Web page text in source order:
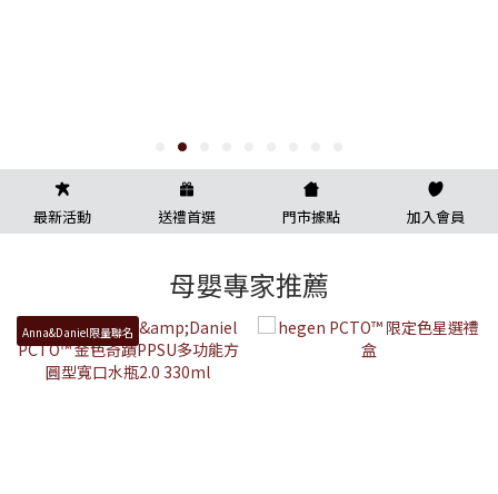
最新活動 送禮首選 門市據點 加入會員
母嬰專家推薦
Anna&Daniel限量聯名